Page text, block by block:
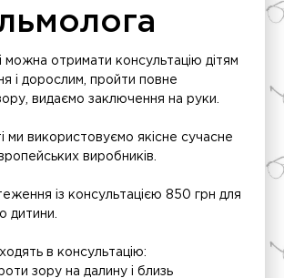
можна отримати консультацію дітям
і дорослим, пройти повне
видаємо заключення на руки.
ми використовуємо якісне сучасне
виробників.
із консультацією 850 грн для
дитини.
в консультацію:
зору на далину і близь